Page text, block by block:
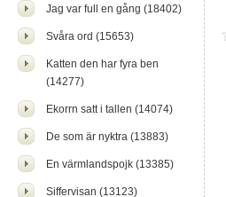
Jag var full en gång (18402)
Svåra ord (15653)
Katten den har fyra ben
(14277)
Ekorrn satt i tallen (14074)
De som är nyktra (13883)
En värmlandspojk (13385)
Siffervisan (13123)